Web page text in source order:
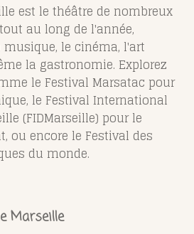
est le théâtre de nombreux
au long de l'année,
le cinéma, l'art
la gastronomie. Explorez
le Festival Marsatac pour
le Festival International
(FIDMarseille) pour le
ou encore le Festival des
du monde.
Marseille